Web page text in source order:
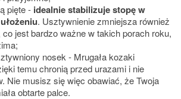
pięte - idealnie stabilizuje stopę w
. Usztywnienie zmniejsza również
jest bardzo ważne w takich porach roku,
nosek - Mrugała kozaki
temu chronią przed urazami i nie
Nie musisz się więc obawiać, że Twoja
obtarte palce.